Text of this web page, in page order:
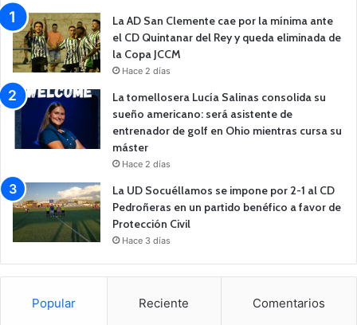
La AD San Clemente cae por la mínima ante
el CD Quintanar del Rey y queda eliminada de
la Copa JCCM
Hace 2 días
La tomellosera Lucía Salinas consolida su
sueño americano: será asistente de
entrenador de golf en Ohio mientras cursa su
máster
Hace 2 días
La UD Socuéllamos se impone por 2-1 al CD
Pedroñeras en un partido benéfico a favor de
Protección Civil
Hace 3 días
Popular Reciente Comentarios